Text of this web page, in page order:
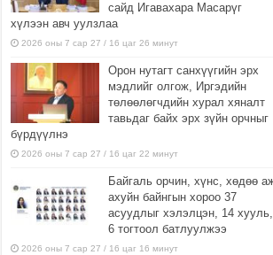
сайд Игавахара Масарүг
хүлээн авч уулзлаа
2026 оны 7 сар 27 / 16 цаг 26 минут
Орон нутагт санхүүгийн эрх
мэдлийг олгож, Иргэдийн
төлөөлөгчдийн хурал хяналт
тавьдаг байх эрх зүйн орчныг
бүрдүүлнэ
2026 оны 7 сар 27 / 16 цаг 22 минут
Байгаль орчин, хүнс, хөдөө
ахуйн байнгын хороо 37
асуудлыг хэлэлцэн, 14 хууль,
6 тогтоол батлуулжээ
2026 оны 7 сар 27 / 16 цаг 16 минут